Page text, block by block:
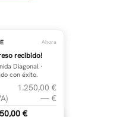
Ahora
recibido!
Diagonal ·
con éxito.
1.250,00 €
— €
€